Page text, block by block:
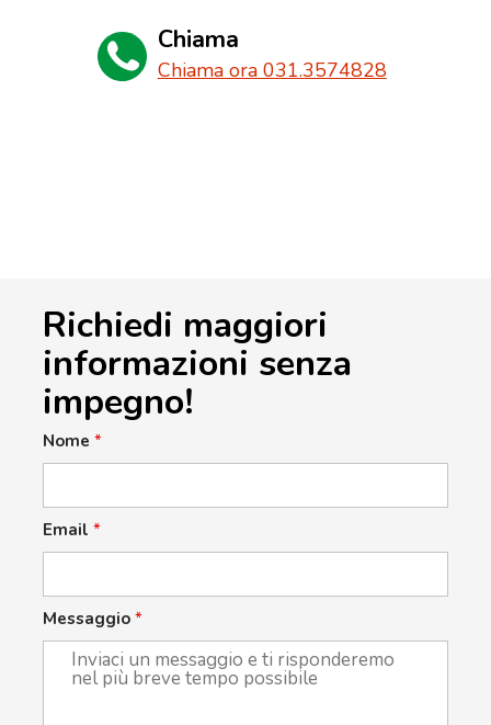
Chiama
Chiama ora 031.3574828
Richiedi maggiori
informazioni senza
impegno!
Nome *
Email *
Messaggio *